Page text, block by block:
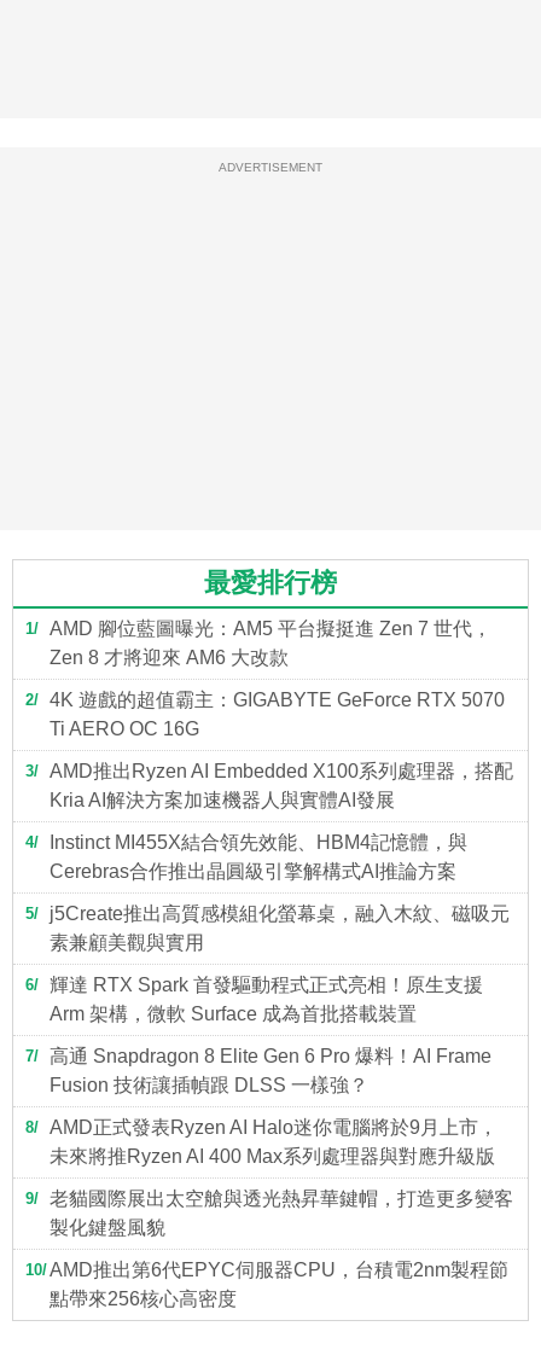
ADVERTISEMENT
最愛排行榜
1
AMD 腳位藍圖曝光：AM5 平台擬挺進 Zen 7 世代，
Zen 8 才將迎來 AM6 大改款
2
4K 遊戲的超值霸主：GIGABYTE GeForce RTX 5070
Ti AERO OC 16G
3
AMD推出Ryzen AI Embedded X100系列處理器，搭配
Kria AI解決方案加速機器人與實體AI發展
4
Instinct MI455X結合領先效能、HBM4記憶體，與
Cerebras合作推出晶圓級引擎解構式AI推論方案
5
j5Create推出高質感模組化螢幕桌，融入木紋、磁吸元
素兼顧美觀與實用
6
輝達 RTX Spark 首發驅動程式正式亮相！原生支援
Arm 架構，微軟 Surface 成為首批搭載裝置
7
高通 Snapdragon 8 Elite Gen 6 Pro 爆料！AI Frame
Fusion 技術讓插幀跟 DLSS 一樣強？
8
AMD正式發表Ryzen AI Halo迷你電腦將於9月上市，
未來將推Ryzen AI 400 Max系列處理器與對應升級版
9
老貓國際展出太空艙與透光熱昇華鍵帽，打造更多變客
製化鍵盤風貌
10 AMD推出第6代EPYC伺服器CPU，台積電2nm製程節
點帶來256核心高密度